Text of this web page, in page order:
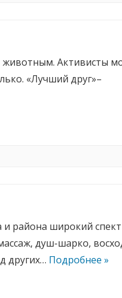
Активисты
«Лучший друг»–
и района широкий
душ-шарко,
других… Подробнее »